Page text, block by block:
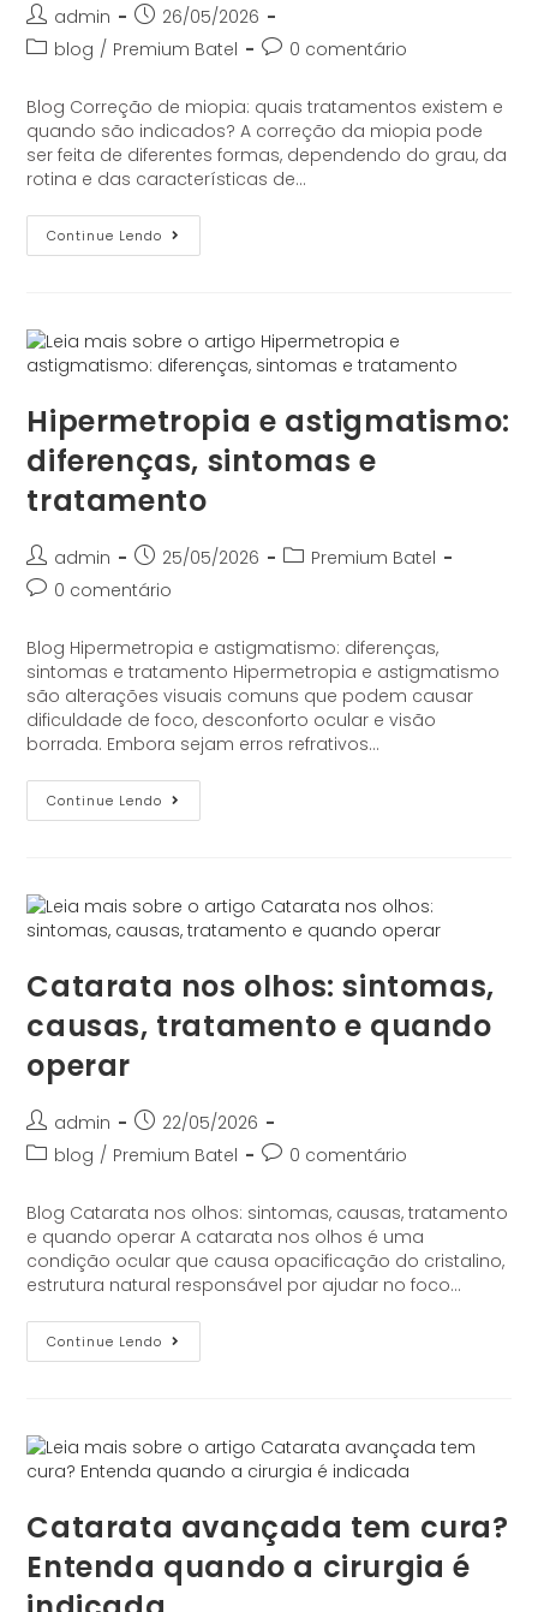
admin
26/05/2026
blog / Premium Batel 0 comentário
Blog Correção de miopia: quais tratamentos existem e
quando são indicados? A correção da miopia pode
ser feita de diferentes formas, dependendo do grau, da
rotina e das características de…
Continue Lendo
Hipermetropia e astigmatismo:
diferenças, sintomas e
tratamento
admin 25/05/2026
Premium Batel
0 comentário
Blog Hipermetropia e astigmatismo: diferenças,
sintomas e tratamento Hipermetropia e astigmatismo
são alterações visuais comuns que podem causar
dificuldade de foco, desconforto ocular e visão
borrada. Embora sejam erros refrativos…
Continue Lendo
Catarata nos olhos: sintomas,
causas, tratamento e quando
operar
admin
22/05/2026
blog / Premium Batel 0 comentário
Blog Catarata nos olhos: sintomas, causas, tratamento
e quando operar A catarata nos olhos é uma
condição ocular que causa opacificação do cristalino,
estrutura natural responsável por ajudar no foco…
Continue Lendo
Catarata avançada tem cura?
Entenda quando a cirurgia é